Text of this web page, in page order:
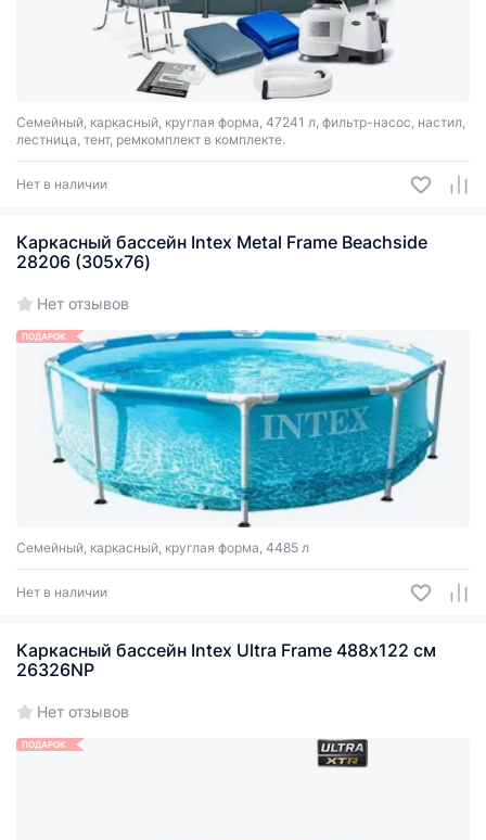
Семейный, каркасный, круглая форма, 47241 л, фильтр-насос, настил,
лестница, тент, ремкомплект в комплекте.
Нет в наличии
Каркасный бассейн Intex Metal Frame Beachside
28206 (305х76)
Нет отзывов
ПОДАРОК
Семейный, каркасный, круглая форма, 4485 л
Нет в наличии
Каркасный бассейн Intex Ultra Frame 488х122 см
26326NP
Нет отзывов
ПОДАРОК